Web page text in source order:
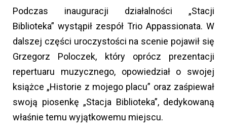
Podczas inauguracji działalności „Stacji
Biblioteka” wystąpił zespół Trio Appassionata. W
dalszej części uroczystości na scenie pojawił się
Grzegorz Poloczek, który oprócz prezentacji
repertuaru muzycznego, opowiedział o swojej
książce „Historie z mojego placu” oraz zaśpiewał
swoją piosenkę „Stacja Biblioteka”, dedykowaną
właśnie temu wyjątkowemu miejscu.